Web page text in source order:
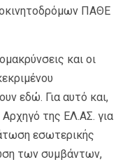
ΠΑΘΕ
και οι
εδώ. Για αυτό και,
της ΕΛ.ΑΣ. για
εσωτερικής
των συμβάντων,